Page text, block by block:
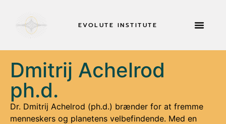
EVOLUTE INSTITUTE
Dmitrij Achelrod
ph.d.
Dr. Dmitrij Achelrod (ph.d.) brænder for at fremme
menneskers og planetens velbefindende. Med en